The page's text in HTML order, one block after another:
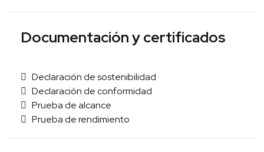
Documentación y certificados
Declaración de sostenibilidad
Declaración de conformidad
Prueba de alcance
Prueba de rendimiento